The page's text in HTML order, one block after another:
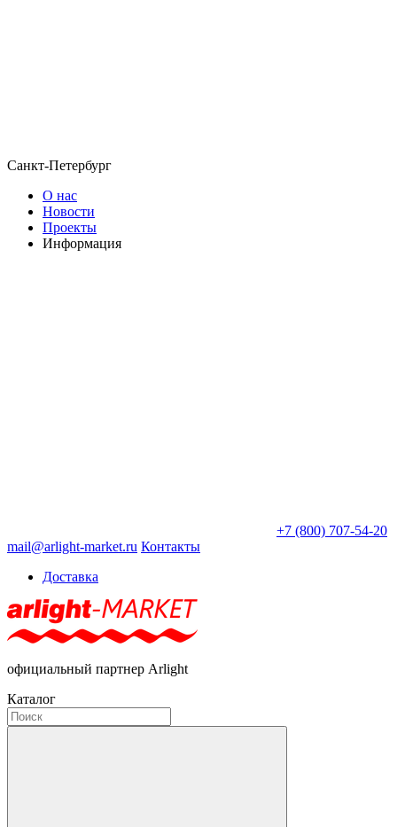
Санкт-Петербург
О нас
Новости
Проекты
Информация
+7 (800) 707-54-20
mail@arlight-market.ru Контакты
Доставка
официальный партнер Arlight
Каталог